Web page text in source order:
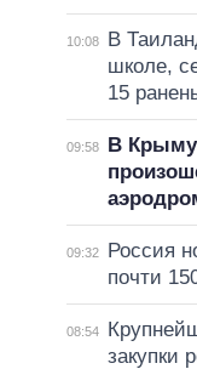
10:08
В
школе,
15
09:58
В Крыму
09:32
Россия
почти
08:54
закупки